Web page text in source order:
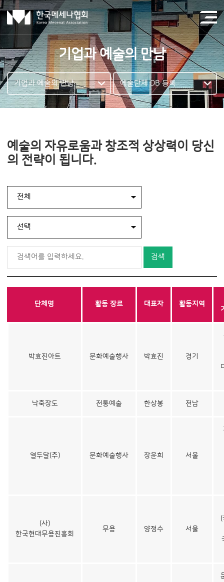
기업과 예술의 만남
기업과 예술의 만남 예술단체 DB 등록
예술의 자유로움과 창조적 상상력이 당신
의 전략이 됩니다.
검색
단체명 활동 장르 대표자 활동지역
박효진아트 문화예술행사 박효진 경기
낙죽장도 전통예술 한상봉 전남
열두달(주) 문화예술행사 장윤희 서울
(사)
한국현대무용진흥회
무용 양정수 서울